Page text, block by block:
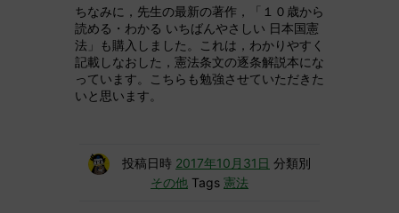
ちなみに，先生の最新の著作，「１０歳から
読める・わかる いちばんやさしい 日本国憲
法」も購入しました。これは，わかりやすく
記載しなおした，憲法条文の逐条解説本にな
っています。こちらも勉強させていただきた
いと思います。
投稿日時 2017年10月31日 分類別
その他 Tags 憲法